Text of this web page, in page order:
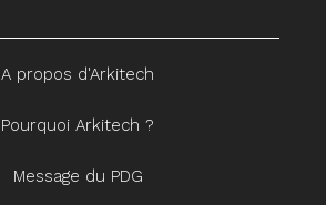
A propos d'Arkitech
Pourquoi Arkitech ?
Message du PDG